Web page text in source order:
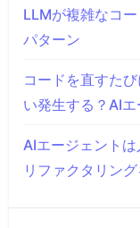
LLMが複雑なコ
パターン
コードを直すた
い発生する？AI
AIエージェント
リファクタリン